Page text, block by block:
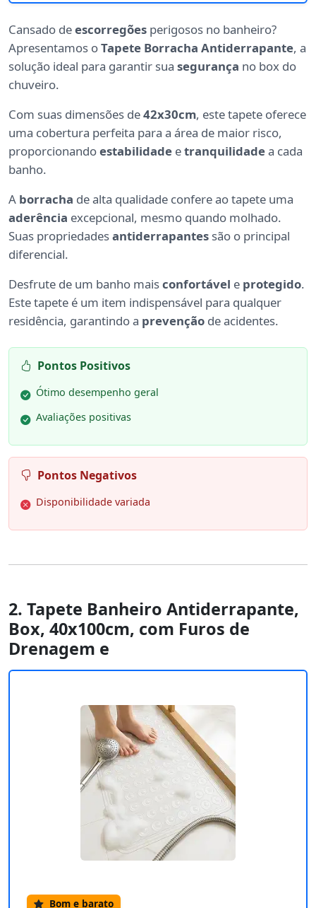
Cansado deescorregões perigosos no banheiro?
Apresentamos oTapete Borracha Antiderrapante, a
solução ideal para garantir sua segurança no box do
chuveiro.
Com suas dimensões de42x30cm, este tapete oferece
uma cobertura perfeita para a área de maior risco,
proporcionandoestabilidade etranquilidadea cada
banho.
A borracha de alta qualidade confere ao tapete uma
aderência excepcional, mesmo quando molhado.
Suas propriedadesantiderrapantes são o principal
diferencial.
Desfrute de um banho maisconfortável e protegido.
Este tapete é um item indispensável para qualquer
residência, garantindo a prevenção de acidentes.
Pontos Positivos
Ótimo desempenho geral
Avaliações positivas
Pontos Negativos
Disponibilidade variada
2. Tapete Banheiro Antiderrapante,
Box, 40x100cm, com Furos de
Drenagem e
Bom e barato